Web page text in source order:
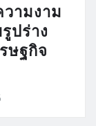
ามงาม
ปร่าง
ษฐกิจ